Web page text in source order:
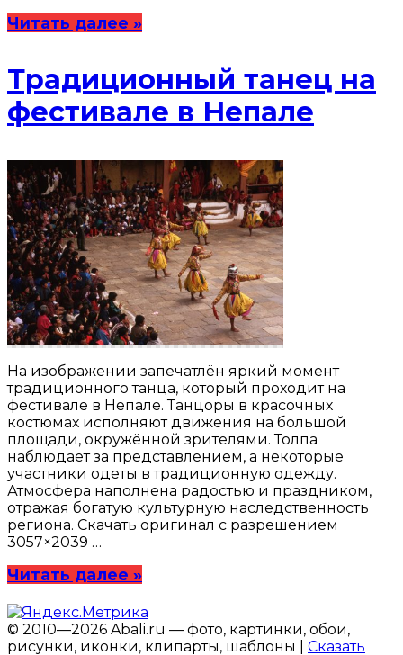
Читать далее »
Традиционный танец на
фестивале в Непале
На изображении запечатлён яркий момент
традиционного танца, который проходит на
фестивале в Непале. Танцоры в красочных
костюмах исполняют движения на большой
площади, окружённой зрителями. Толпа
наблюдает за представлением, а некоторые
участники одеты в традиционную одежду.
Атмосфера наполнена радостью и праздником,
отражая богатую культурную наследственность
региона. Скачать оригинал с разрешением
3057×2039 …
Читать далее »
© 2010—2026 Abali.ru — фото, картинки, обои,
рисунки, иконки, клипарты, шаблоны | Сказать